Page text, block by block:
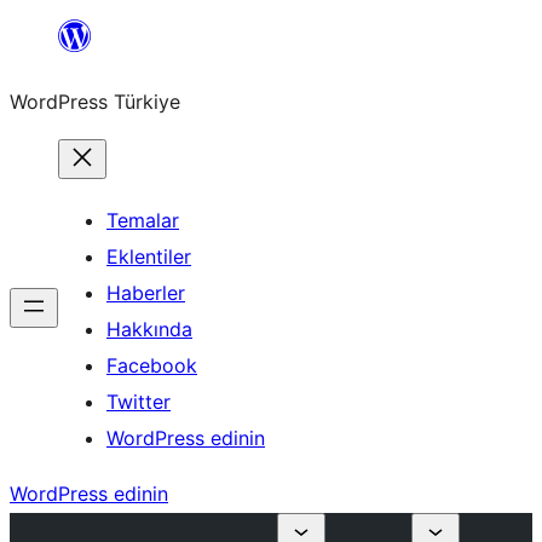
İçeriğe
WordPress Türkiye
Temalar
Eklentiler
Haberler
Hakkında
Facebook
Twitter
WordPress edinin
WordPress edinin